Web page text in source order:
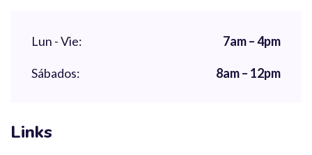
Lun - Vie: 7am – 4pm
Sábados: 8am – 12pm
Links